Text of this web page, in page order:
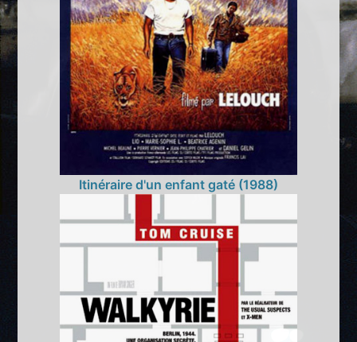
Itinéraire d'un enfant gaté (1988)